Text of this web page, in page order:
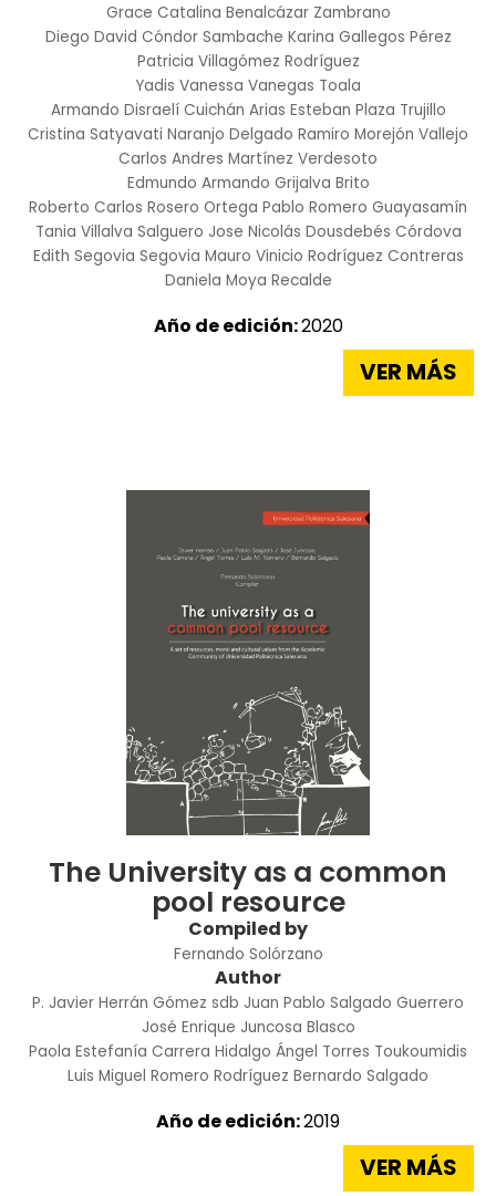
Grace Catalina Benalcázar Zambrano
Diego David Cóndor Sambache Karina Gallegos Pérez
Patricia Villagómez Rodríguez
Yadis Vanessa Vanegas Toala
Armando Disraelí Cuichán Arias Esteban Plaza Trujillo
Cristina Satyavati Naranjo Delgado Ramiro Morejón Vallejo
Carlos Andres Martínez Verdesoto
Edmundo Armando Grijalva Brito
Roberto Carlos Rosero Ortega Pablo Romero Guayasamín
Tania Villalva Salguero Jose Nicolás Dousdebés Córdova
Edith Segovia Segovia Mauro Vinicio Rodríguez Contreras
Daniela Moya Recalde
Año de edición:2020
VER MÁS
The University as a common
pool resource
Compiled by
Fernando Solórzano
Author
P. Javier Herrán Gómez sdb Juan Pablo Salgado Guerrero
José Enrique Juncosa Blasco
Paola Estefanía Carrera Hidalgo Ángel Torres Toukoumidis
Luis Miguel Romero Rodríguez Bernardo Salgado
Año de edición:2019
VER MÁS